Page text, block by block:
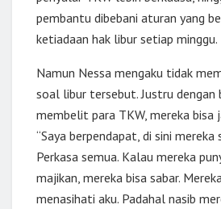
pembantu dibebani aturan yang
ketiadaan hak libur setiap minggu.
Namun Nessa mengaku tidak
soal libur tersebut. Justru dengan
membelit para TKW, mereka bisa
“Saya berpendapat, di sini
Perkasa semua. Kalau mereka
majikan, mereka bisa sabar.
menasihati aku. Padahal nasib